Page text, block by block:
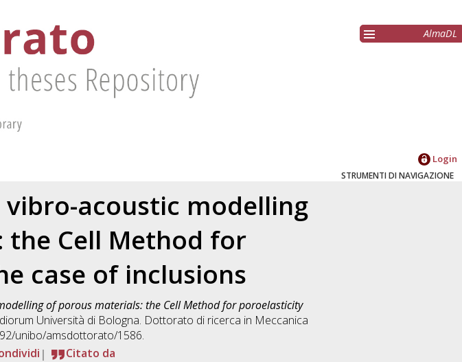
AlmaDL
Login
STRUMENTI DI NAVIGAZIONE
acoustic modelling
Cell Method for
case of inclusions
of porous materials: the Cell Method for poroelasticity
Università di Bologna. Dottorato di ricerca in Meccanica
unibo/amsdottorato/1586.
Citato da